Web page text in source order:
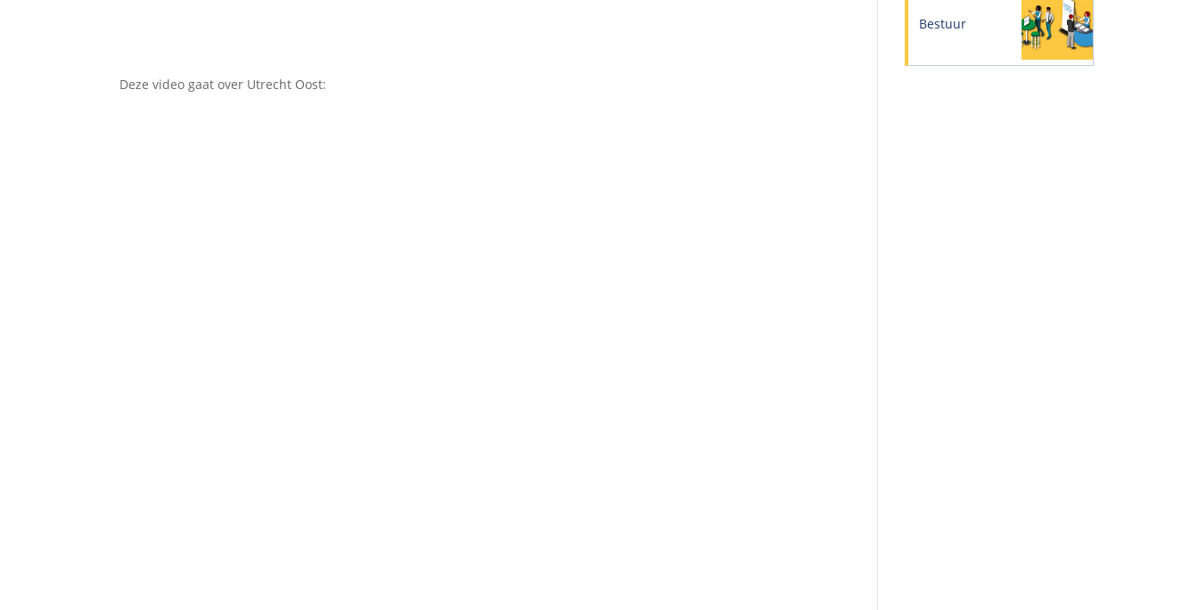
Deze video gaat over Utrecht Oost:
Bestuur